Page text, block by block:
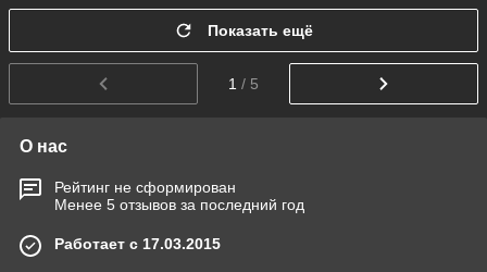
Показать ещё
1 / 5
О нас
Рейтинг не сформирован
Менее 5 отзывов за последний год
Работает с 17.03.2015